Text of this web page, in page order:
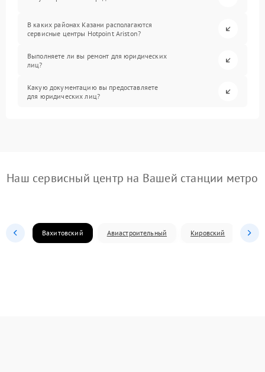
В каких районах Казани располагаются
сервисные центры Hotpoint Ariston?
Выполняете ли вы ремонт для юридических
лиц?
Какую документацию вы предоставляете
для юридических лиц?
Наш сервисный центр на Вашей станции метро
Вахитовский Авиастроительный Кировский